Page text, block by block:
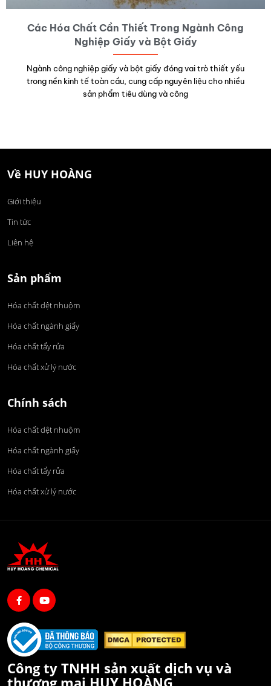
Các Hóa Chất Cần Thiết Trong Ngành Công
Nghiệp Giấy và Bột Giấy
Ngành công nghiệp giấy và bột giấy đóng vai trò thiết yếu
trong nền kinh tế toàn cầu, cung cấp nguyên liệu cho nhiều
sản phẩm tiêu dùng và công
Về HUY HOÀNG
Giới thiệu
Tin tức
Liên hệ
Sản phẩm
Hóa chất dệt nhuộm
Hóa chất ngành giấy
Hóa chất tẩy rửa
Hóa chất xử lý nước
Chính sách
Hóa chất dệt nhuộm
Hóa chất ngành giấy
Hóa chất tẩy rửa
Hóa chất xử lý nước
Công ty TNHH sản xuất dịch vụ và